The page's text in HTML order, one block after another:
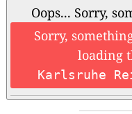
Oops... Sorry,
Sorry,
loading
Karlsruhe